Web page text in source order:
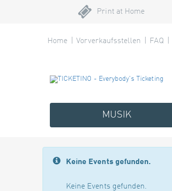
Print at Home
Home Vorverkaufsstellen FAQ
MUSIK
Keine Events gefunden.
Keine Events gefunden.